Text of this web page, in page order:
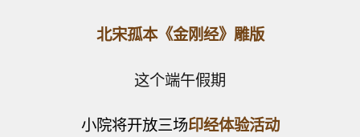
北宋孤本《金刚经》雕版
这个端午假期
小院将开放三场印经体验活动